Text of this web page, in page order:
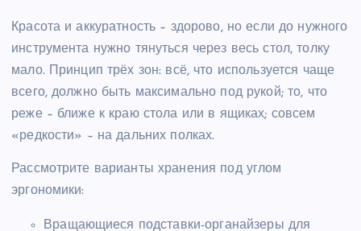
Красота и аккуратность – здорово, но если до нужного
инструмента нужно тянуться через весь стол, толку
мало. Принцип трёх зон: всё, что используется чаще
всего, должно быть максимально под рукой; то, что
реже – ближе к краю стола или в ящиках; совсем
«редкости» – на дальних полках.
Рассмотрите варианты хранения под углом
эргономики:
Вращающиеся подставки-органайзеры для